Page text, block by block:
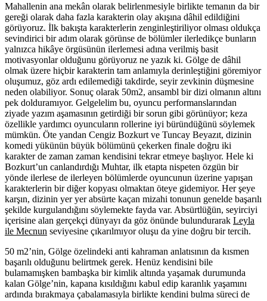
Mahallenin ana mekân olarak belirlenmesiyle birlikte temanın da bir
gereği olarak daha fazla karakterin olay akışına dâhil edildiğini
görüyoruz. İlk bakışta karakterlerin zenginleştiriliyor olması oldukça
sevindirici bir adım olarak görünse de bölümler ilerledikçe bunların
yalnızca hikâye örgüsünün ilerlemesi adına verilmiş basit
motivasyonlar olduğunu görüyoruz ne yazık ki. Gölge de dâhil
olmak üzere hiçbir karakterin tam anlamıyla derinleştiğini göremiyor
oluşumuz, göz ardı edilemediği takdirde, seyir zevkinin düşmesine
neden olabiliyor. Sonuç olarak 50m2, ansambl bir dizi olmanın altını
pek dolduramıyor. Gelgelelim bu, oyuncu performanslarından
ziyade yazım aşamasının getirdiği bir sorun gibi görünüyor; keza
özellikle yardımcı oyuncuların rollerine iyi büründüğünü söylemek
mümkün. Öte yandan Cengiz Bozkurt ve Tuncay Beyazıt, dizinin
komedi yükünün büyük bölümünü çekerken finale doğru iki
karakter de zaman zaman kendisini tekrar etmeye başlıyor. Hele ki
Bozkurt’un canlandırdığı Muhtar, ilk etapta nispeten özgün bir
yönde ilerlese de ilerleyen bölümlerde oyuncunun üzerine yapışan
karakterlerin bir diğer kopyası olmaktan öteye gidemiyor. Her şeye
karşın, dizinin yer yer absürte kaçan mizahi tonunun genelde başarılı
şekilde kurgulandığını söylemekte fayda var. Absürtlüğün, seyirciyi
içerisine alan gerçekçi dünyayı da göz önünde bulundurarak Leyla
ile Mecnun seviyesine çıkarılmıyor oluşu da yine doğru bir tercih.
50 m2’nin, Gölge özelindeki anti kahraman anlatısının da kısmen
başarılı olduğunu belirtmek gerek. Henüz kendisini bile
bulamamışken bambaşka bir kimlik altında yaşamak durumunda
kalan Gölge’nin, kapana kısıldığını kabul edip karanlık yaşamını
ardında bırakmaya çabalamasıyla birlikte kendini bulma süreci de